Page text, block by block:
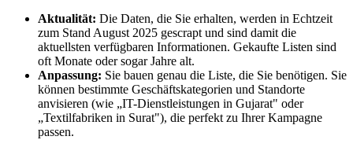
Aktualität: Die Daten, die Sie erhalten, werden in Echtzeit
zum Stand August 2025 gescrapt und sind damit die
aktuellsten verfügbaren Informationen. Gekaufte Listen sind
oft Monate oder sogar Jahre alt.
Anpassung: Sie bauen genau die Liste, die Sie benötigen. Sie
können bestimmte Geschäftskategorien und Standorte
anvisieren (wie „IT-Dienstleistungen in Gujarat" oder
„Textilfabriken in Surat"), die perfekt zu Ihrer Kampagne
passen.